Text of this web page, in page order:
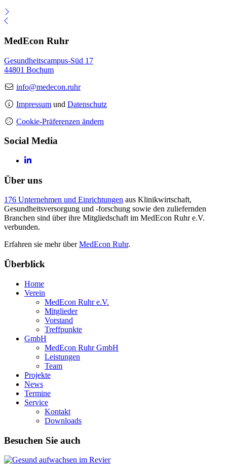
MedEcon Ruhr
Gesundheitscampus-Süd 17
44801 Bochum
info@medecon.ruhr
Impressum und Datenschutz
Cookie-Präferenzen ändern
Social Media
Über uns
176 Unternehmen und Einrichtungen aus Klinikwirtschaft,
Gesundheitsversorgung und -forschung sowie den zuliefernden
Branchen sind über ihre Mitgliedschaft im MedEcon Ruhr e.V.
verbunden.
Erfahren sie mehr überMedEcon Ruhr.
Überblick
Home
Verein
MedEcon Ruhr e.V.
Mitglieder
Vorstand
Treffpunkte
GmbH
MedEcon Ruhr GmbH
Leistungen
Team
Projekte
News
Termine
Service
Kontakt
Downloads
Besuchen Sie auch